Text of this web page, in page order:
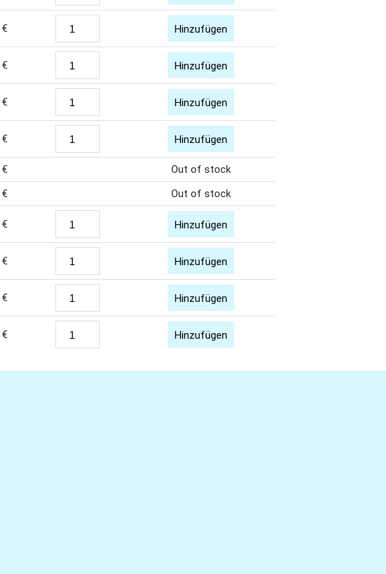
€ Hinzufügen
€ Hinzufügen
€ Hinzufügen
€ Hinzufügen
€
Out of stock
€ Out of stock
€ Hinzufügen
€ Hinzufügen
€ Hinzufügen
€ Hinzufügen